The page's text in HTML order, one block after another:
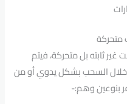
متحركة
ثابته بل متحركة، فيتم
خلال السحب بشكل يدوي أو من
بنوعين وهم:-